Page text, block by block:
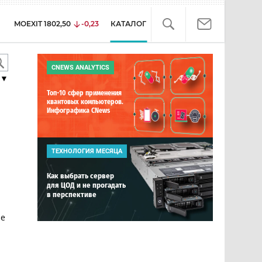
MOEXIT 1802,50 -0,23 КАТАЛОГ
CNEWS ANALYTICS
Топ-10 сфер применения
квантовых компьютеров.
Инфографика CNews
ТЕХНОЛОГИЯ МЕСЯЦА
Как выбрать сервер
для ЦОД и не прогадать
в перспективе